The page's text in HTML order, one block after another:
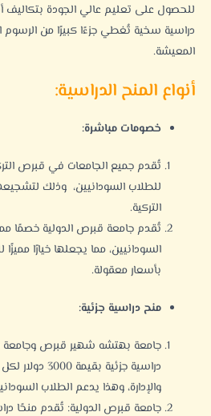
للحصول على تعليم عالي الجودة
دراسية سخية تُغطي جزءًا كبيرًا من الرسوم
المعيشة.
أنواع المنح الدراسية:
خصومات مباشرة:
للطلاب السودانيين، وذلك
التركية.
السودانيين، مما يجعلها خيارًا
بأسعار معقولة.
منح دراسية جزئية:
جامعة بهتشه شهير قبرص وجامعة
دراسية جزئية
والإدارة، وهذا يدعم الطلاب
جامعة قبرص الدولية